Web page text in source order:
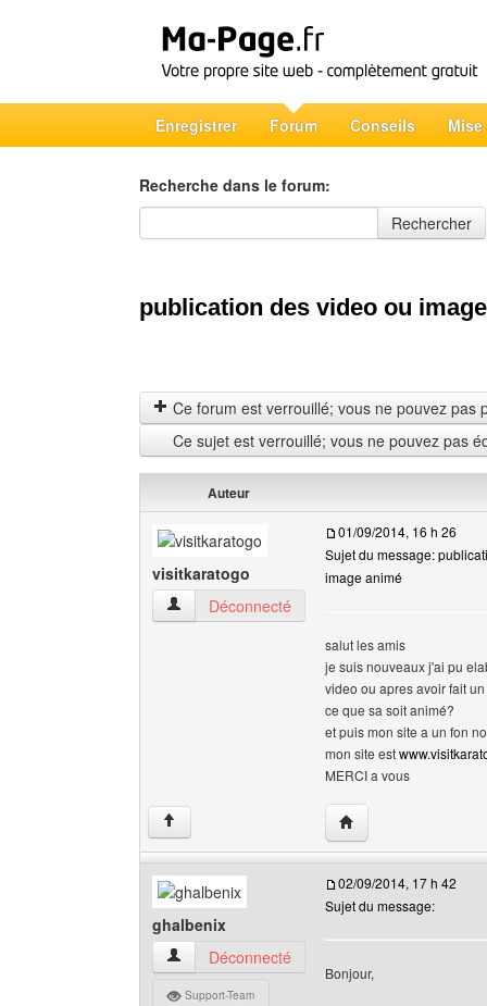
Enregistrer Forum Conseils Mise
Recherche dans le forum:
Recherche dans le forum
Rechercher
publication des video ou
Ce forum est verrouillé; vous ne pouvez pas
Ce sujet est verrouillé; vous ne pouvez pas
Auteur
visitkaratogo
visitkaratogo Voir le profil de l'utilisateur
Déconnecté
01/09/2014, 16 h 26
Sujet du message:
image animé
salut les amis
je suis nouveaux j'ai pu
video ou apres avoir fait
ce que sa soit animé?
et puis mon site a un fon
mon site est
MERCI a vous
↑ Visiter le site web
ghalbenix
ghalbenix Voir le profil de l'utilisateur
Déconnecté
Support-Team
02/09/2014, 17 h 42
Sujet du message:
Bonjour,